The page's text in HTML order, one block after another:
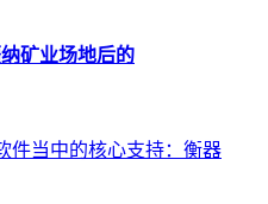
矿业场地后的